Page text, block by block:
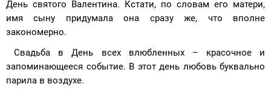
День святого Валентина. Кстати, по словам его матери,
имя сыну придумала она сразу же, что вполне
закономерно.
Свадьба в День всех влюбленных – красочное и
запоминающееся событие. В этот день любовь буквально
парила в воздухе.